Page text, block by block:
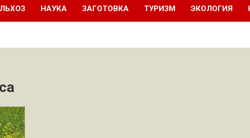
НАУКА ЗАГОТОВКА ТУРИЗМ ЭКОЛОГИЯ